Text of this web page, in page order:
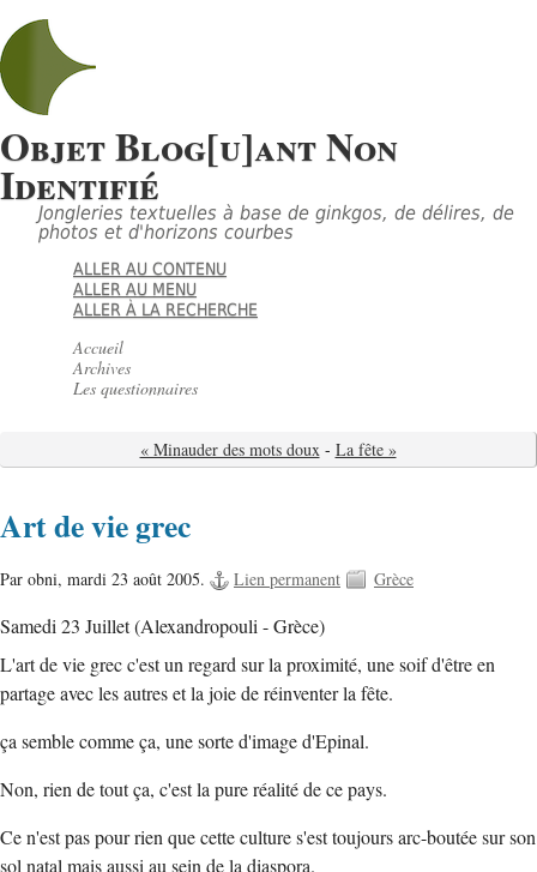
Objet Blog[u]ant Non
Identifié
Jongleries textuelles à base de ginkgos, de délires, de
photos et d'horizons courbes
ALLER AU CONTENU
ALLER AU MENU
ALLER À LA RECHERCHE
Accueil
Archives
Les questionnaires
« Minauder des mots doux - La fête »
Art de vie grec
Par obni, mardi 23 août 2005. Lien permanent Grèce
Samedi 23 Juillet (Alexandropouli - Grèce)
L'art de vie grec c'est un regard sur la proximité, une soif d'être en
partage avec les autres et la joie de réinventer la fête.
ça semble comme ça, une sorte d'image d'Epinal.
Non, rien de tout ça, c'est la pure réalité de ce pays.
Ce n'est pas pour rien que cette culture s'est toujours arc-boutée sur son
sol natal mais aussi au sein de la diaspora.